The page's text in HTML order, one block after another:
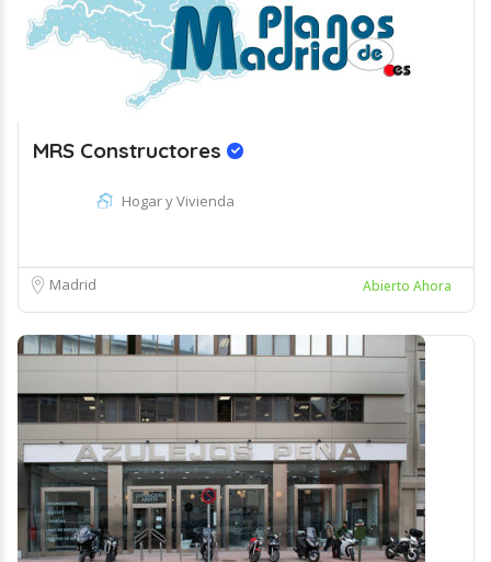
MRS Constructores
Hogar y Vivienda
Madrid Abierto Ahora